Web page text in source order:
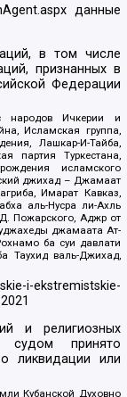
данные
в том числе
признанных в
Федерации
народов Ичкерии и
Исламская группа,
Лашкар-И-Тайба,
партия Туркестана,
исламского
джихад – Джамаат
Имарат Кавказ,
аль-Нусра ли-Ахль
Пожарского, Аджр от
джамаата Ат-
ба суи давлати
Таухид валь-Джихад,
i-ekstremistskie-
и религиозных
судом принято
ликвидации или
Кубанской Духовно